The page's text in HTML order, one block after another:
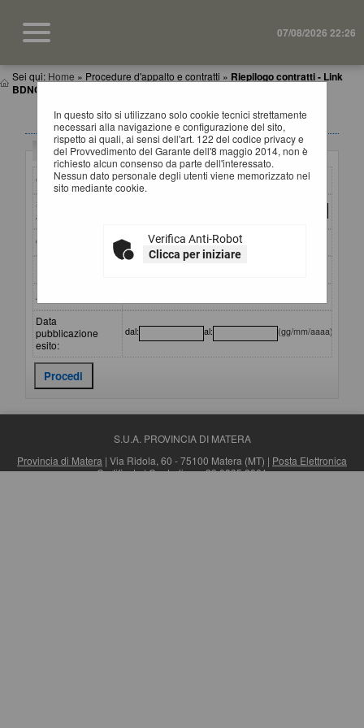
07/08/2026 22:26
Sei qui: Home » Procedure d'appalto e contratti » Riepilogo contratti - Link
BDNCP
In questo sito si utilizzano solo cookie tecnici strettamente
necessari alla navigazione e configurazione del sito,
rispetto ai quali, ai sensi dell'art. 122 del codice privacy e
del Provvedimento del Garante dell'8 maggio 2014, non è
richiesto alcun consenso da parte dell'interessato.
Nessun dato personale degli utenti viene memorizzato nel
sito mediante cookie.
Verifica Anti-Robot
Clicca per iniziare
RIEPILOGO CONTRATTI
Criteri di ricerca
CIG:
Stazione
appaltante :
Oggetto:
Aggiudicatario:
Data
pubblicazione
esito:
dal: al: (gg/mm/aaaa)
S.U.A. PROVINCIA DI MATERA
Provincia di Matera | Via Ridola, 60 - 75100 Matera (MT) | Posta Elettronica
Certificata| Centralino: +39 0835 3061